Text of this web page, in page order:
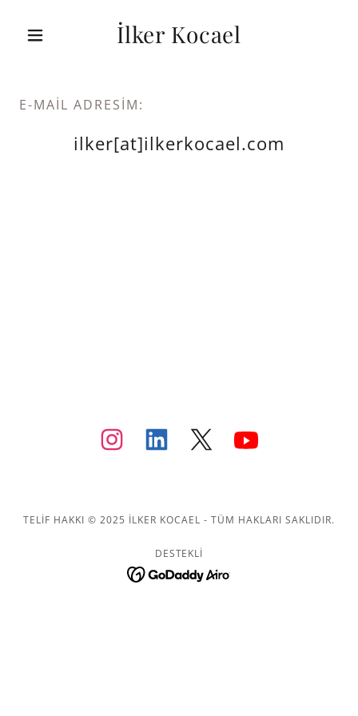
İlker Kocael
E-MAIL ADRESIM:
ilker[at]ilkerkocael.com
TELIF HAKKI © 2025 İLKER KOCAEL - TÜM HAKLARI SAKLIDIR.
DESTEKLI